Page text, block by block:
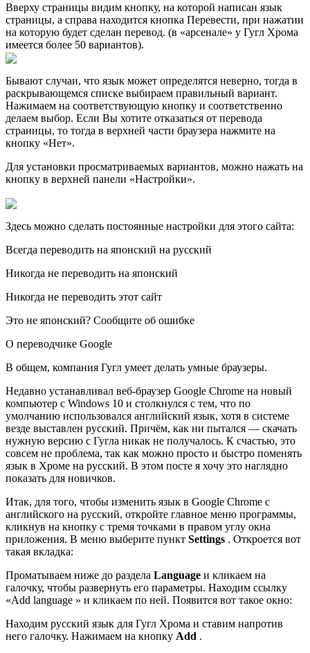
Вверху страницы видим кнопку, на которой написан язык
страницы, а справа находится кнопка Перевести, при нажатии
на которую будет сделан перевод. (в «арсенале» у Гугл Хрома
имеется более 50 вариантов).
Бывают случаи, что язык может определятся неверно, тогда в
раскрывающемся списке выбираем правильный вариант.
Нажимаем на соответствующую кнопку и соответственно
делаем выбор. Если Вы хотите отказаться от перевода
страницы, то тогда в верхней части браузера нажмите на
кнопку «Нет».
Для установки просматриваемых вариантов, можно нажать на
кнопку в верхней панели «Настройки».
Здесь можно сделать постоянные настройки для этого сайта:
Всегда переводить на японский на русский
Никогда не переводить на японский
Никогда не переводить этот сайт
Это не японский? Сообщите об ошибке
О переводчике Google
В общем, компания Гугл умеет делать умные браузеры.
Недавно устанавливал веб-браузер Google Chrome на новый
компьютер с Windows 10 и столкнулся с тем, что по
умолчанию использовался английский язык, хотя в системе
везде выставлен русский. Причём, как ни пытался — скачать
нужную версию с Гугла никак не получалось. К счастью, это
совсем не проблема, так как можно просто и быстро поменять
язык в Хроме на русский. В этом посте я хочу это наглядно
показать для новичков.
Итак, для того, чтобы изменить язык в Google Chrome с
английского на русский, откройте главное меню программы,
кликнув на кнопку с тремя точками в правом углу окна
приложения. В меню выберите пункт Settings . Откроется вот
такая вкладка:
Проматываем ниже до раздела Language и кликаем на
галочку, чтобы развернуть его параметры. Находим ссылку
«Add language » и кликаем по ней. Появится вот такое окно:
Находим русский язык для Гугл Хрома и ставим напротив
него галочку. Нажимаем на кнопку Add .